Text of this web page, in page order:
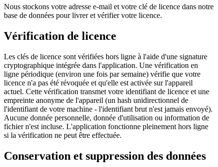
Nous stockons votre adresse e-mail et votre clé de licence dans notre
base de données pour livrer et vérifier votre licence.
Vérification de licence
Les clés de licence sont vérifiées hors ligne à l'aide d'une signature
cryptographique intégrée dans l'application. Une vérification en
ligne périodique (environ une fois par semaine) vérifie que votre
licence n'a pas été révoquée et qu'elle est activée sur l'appareil
actuel. Cette vérification transmet votre identifiant de licence et une
empreinte anonyme de l'appareil (un hash unidirectionnel de
l'identifiant de votre machine - l'identifiant brut n'est jamais envoyé).
Aucune donnée personnelle, donnée d'utilisation ou information de
fichier n'est incluse. L'application fonctionne pleinement hors ligne
si la vérification ne peut être effectuée.
Conservation et suppression des données